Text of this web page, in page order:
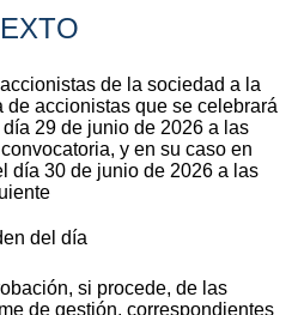
de la sociedad a la
de accionistas que se celebrará
29 de junio de 2026 a las
y en su caso en
día 30 de junio de 2026 a las
del día
si procede, de las
de gestión, correspondientes